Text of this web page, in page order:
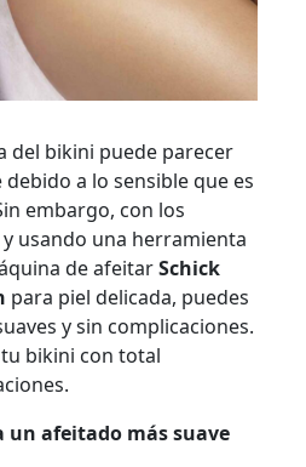
del bikini puede parecer
a lo sensible que es
embargo, con los
usando una herramienta
de afeitarSchick
para piel delicada, puedes
y sin complicaciones.
bikini con total
un afeitado más suave